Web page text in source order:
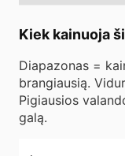
Kiek kainuoja
Diapazonas =
brangiausią.
Pigiausios
galą.